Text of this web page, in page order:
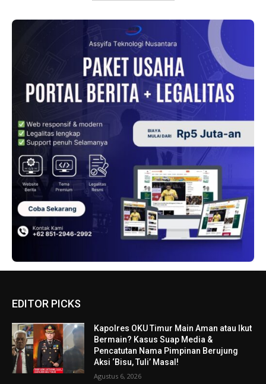
EDITOR PICKS
Kapolres OKU Timur Main Aman atau Ikut
Bermain? Kasus Suap Media &
Pencatutan Nama Pimpinan Berujung
Aksi ‘Bisu, Tuli’ Masal!
Agustus 6, 2026